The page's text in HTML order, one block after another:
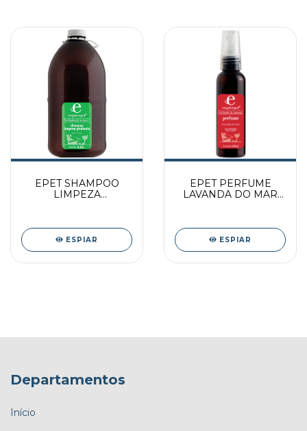
EPET SHAMPOO
LIMPEZA
ESPIAR
EPET PERFUME
LAVANDA DO MAR
ESPIAR
Departamentos
Início